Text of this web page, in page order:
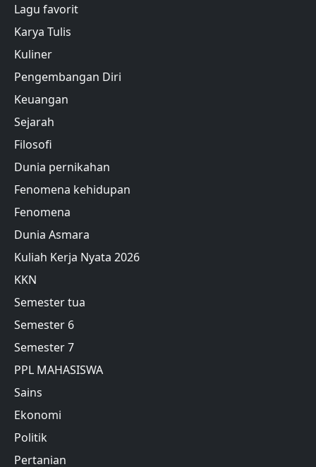
Lagu favorit
Karya Tulis
Kuliner
Pengembangan Diri
Keuangan
Sejarah
Filosofi
Dunia pernikahan
Fenomena kehidupan
Fenomena
Dunia Asmara
Kuliah Kerja Nyata 2026
KKN
Semester tua
Semester 6
Semester 7
PPL MAHASISWA
Sains
Ekonomi
Politik
Pertanian